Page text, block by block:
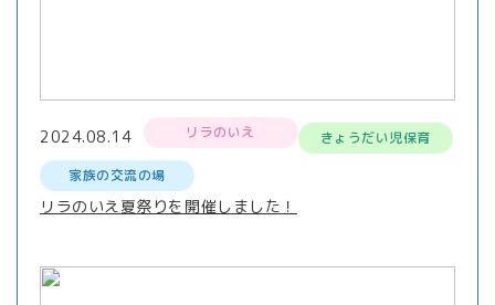
2024.08.14 リラのいえ
きょうだい児保育
家族の交流の場
リラのいえ夏祭りを開催しました！